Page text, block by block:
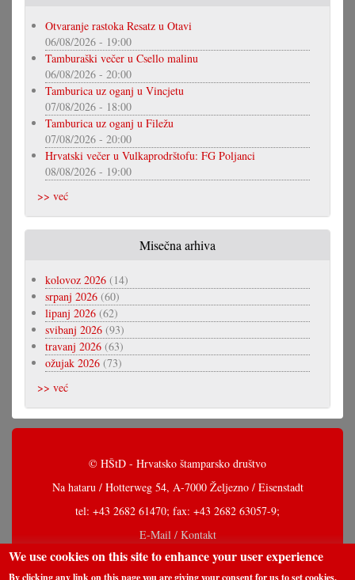
Otvaranje rastoka Resatz u Otavi
06/08/2026 - 19:00
Tamburaški večer u Csello malinu
06/08/2026 - 20:00
Tamburica uz oganj u Vincjetu
07/08/2026 - 18:00
Tamburica uz oganj u Filežu
07/08/2026 - 20:00
Hrvatski večer u Vulkaprodrštofu: FG Poljanci
08/08/2026 - 19:00
>> već
Misečna arhiva
kolovoz 2026 (14)
srpanj 2026 (60)
lipanj 2026 (62)
svibanj 2026 (93)
travanj 2026 (63)
ožujak 2026 (73)
>> već
© HŠtD - Hrvatsko štamparsko društvo
Na hataru / Hotterweg 54, A-7000 Željezno / Eisenstadt
tel: +43 2682 61470; fax: +43 2682 63057-9;
E-Mail / Kontakt
We use cookies on this site to enhance your user experience
By clicking any link on this page you are giving your consent for us to set cookies.